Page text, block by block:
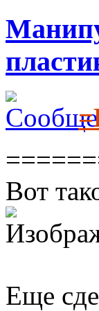
Вот
Еще